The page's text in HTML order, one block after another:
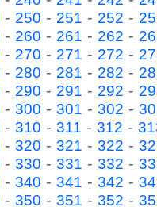
- 250 - 251 - 252 -
- 260 - 261 - 262 -
- 270 - 271 - 272 -
- 280 - 281 - 282 -
- 290 - 291 - 292 -
- 300 - 301 - 302 -
- 310 - 311 - 312 -
- 320 - 321 - 322 -
- 330 - 331 - 332 -
- 340 - 341 - 342 -
- 350 - 351 - 352 -